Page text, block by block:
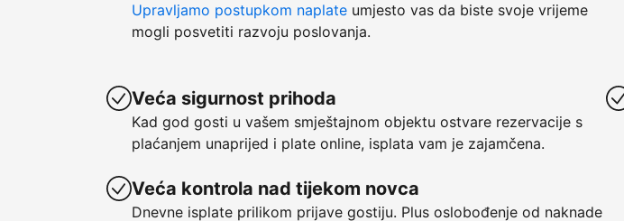
Upravljamo postupkom naplate umjesto vas da biste svoje vrijeme
mogli posvetiti razvoju poslovanja.
Veća sigurnost prihoda
Kad god gosti u vašem smještajnom objektu ostvare rezervacije s
plaćanjem unaprijed i plate online, isplata vam je zajamčena.
Veća kontrola nad tijekom novca
Dnevne isplate prilikom prijave gostiju. Plus oslobođenje od naknade